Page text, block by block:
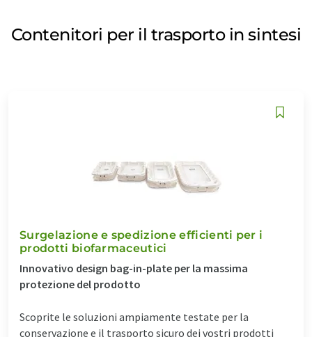
Contenitori per il trasporto in sintesi
Surgelazione e spedizione efficienti per i
prodotti biofarmaceutici
Innovativo design bag-in-plate per la massima
protezione del prodotto
Scoprite le soluzioni ampiamente testate per la
conservazione e il trasporto sicuro dei vostri prodotti